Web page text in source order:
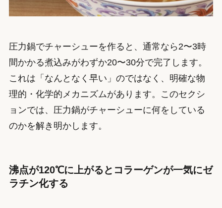
圧力鍋でチャーシューを作ると、通常なら2〜3時
間かかる煮込みがわずか20〜30分で完了します。
これは「なんとなく早い」のではなく、明確な物
理的・化学的メカニズムがあります。このセクシ
ョンでは、圧力鍋がチャーシューに何をしている
のかを解き明かします。
沸点が120℃に上がるとコラーゲンが一気にゼ
ラチン化する